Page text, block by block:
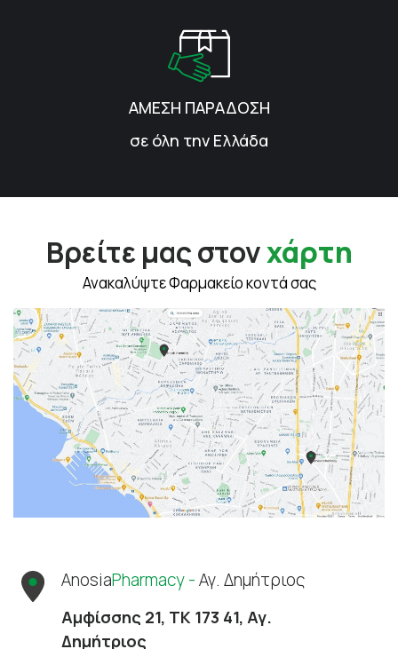
ΑΜΕΣΗ ΠΑΡΑΔΟΣΗ
σε όλη την Ελλάδα
Βρείτε μας στονχάρτη
Ανακαλύψτε Φαρμακείο κοντά σας
AnosiaPharmacy -Αγ. Δημήτριος
Αμφίσσης 21, ΤΚ 173 41, Αγ.
Δημήτριος